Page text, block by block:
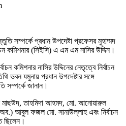
সম্পর্কে প্রধান উপদেষ্টা প্রফেসর মুহাম্মদ
কমিশনার (সিইসি) এ এম এম নাসির উদ্দিন।
কমিশনার নাসির উদ্দিনের নেতৃত্বে নির্বাচন
ভবন যমুনায় প্রধান উপদেষ্টার সঙ্গে
সম্পর্কে জানান।
মাছউদ, তাহমিদা আহমদ, মো. আনোয়ারুল
আবুল ফজল মো. সানাউল্লাহ এবং নির্বাচন